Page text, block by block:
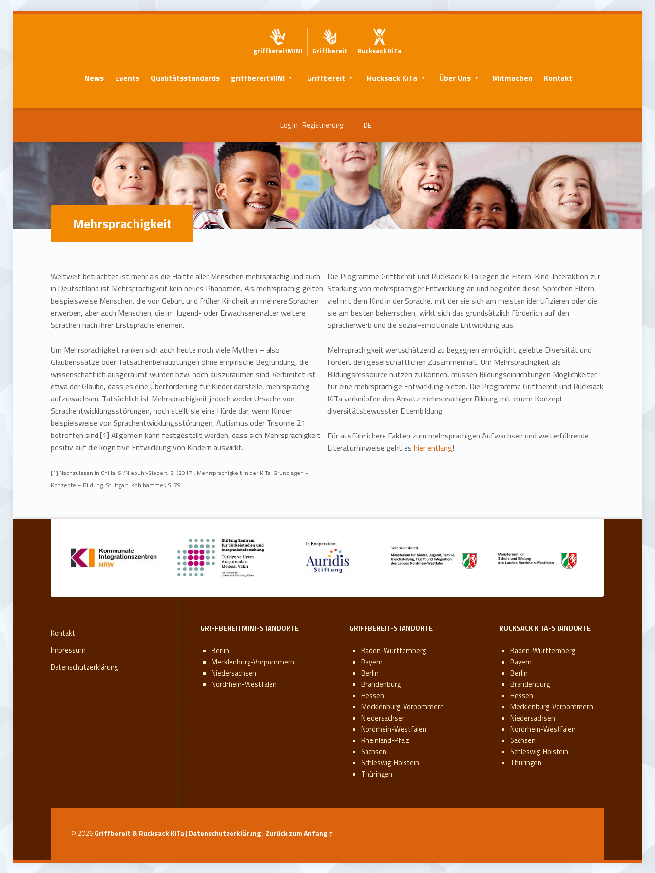
griffbereitMINI Griffbereit Rucksack KiTa
News Events Qualitätsstandards griffbereitMINI Griffbereit Rucksack KiTa Über Uns Mitmachen Kontakt
Log In Registrierung DE
Mehrsprachigkeit
g
Weltweit betrachtet ist mehr als die Hälfte aller Menschen mehrsprachig und auch
in Deutschland ist Mehrsprachigkeit kein neues Phänomen. Als mehrsprachig gelten
beispielsweise Menschen, die von Geburt und früher Kindheit an mehrere Sprachen
erwerben, aber auch Menschen, die im Jugend- oder Erwachsenenalter weitere
Sprachen nach ihrer Erstsprache erlernen.
Um Mehrsprachigkeit ranken sich auch heute noch viele Mythen – also
Glaubenssätze oder Tatsachenbehauptungen ohne empirische Begründung, die
wissenschaftlich ausgeräumt wurden bzw. noch auszuräumen sind. Verbreitet ist
etwa der Glaube, dass es eine Überforderung für Kinder darstelle, mehrsprachig
aufzuwachsen. Tatsächlich ist Mehrsprachigkeit jedoch weder Ursache von
Sprachentwicklungsstörungen, noch stellt sie eine Hürde dar, wenn Kinder
beispielsweise von Sprachentwicklungsstörungen, Autismus oder Trisomie 21
betroffen sind.[1] Allgemein kann festgestellt werden, dass sich Mehrsprachigkeit
positiv auf die kognitive Entwicklung von Kindern auswirkt.
[1] Nachzulesen in Chilla, S./Niebuhr-Siebert, S. (2017): Mehrsprachigkeit in der KiTa. Grundlagen –
Konzepte – Bildung. Stuttgart: Kohlhammer, S. 79.
Die Programme Griffbereit und Rucksack KiTa regen die Eltern-Kind-Interaktion zur
Stärkung von mehrsprachiger Entwicklung an und begleiten diese. Sprechen Eltern
viel mit dem Kind in der Sprache, mit der sie sich am meisten identifizieren oder die
sie am besten beherrschen, wirkt sich das grundsätzlich förderlich auf den
Spracherwerb und die sozial-emotionale Entwicklung aus.
Mehrsprachigkeit wertschätzend zu begegnen ermöglicht gelebte Diversität und
fördert den gesellschaftlichen Zusammenhalt. Um Mehrsprachigkeit als
Bildungsressource nutzen zu können, müssen Bildungseinrichtungen Möglichkeiten
für eine mehrsprachige Entwicklung bieten. Die Programme Griffbereit und Rucksack
KiTa verknüpfen den Ansatz mehrsprachiger Bildung mit einem Konzept
diversitätsbewusster Elternbildung.
Für ausführlichere Fakten zum mehrsprachigen Aufwachsen und weiterführende
Literaturhinweise geht es hier entlang!
Zurück zur Hauptnavigation springen
Kontakt
Impressum
Datenschutzerklärung
GRIFFBEREITMINI-STANDORTE
Berlin
Mecklenburg-Vorpommern
Niedersachsen
Nordrhein-Westfalen
GRIFFBEREIT-STANDORTE
Baden-Württemberg
Bayern
Berlin
Brandenburg
Hessen
Mecklenburg-Vorpommern
Niedersachsen
Nordrhein-Westfalen
Rheinland-Pfalz
Sachsen
Schleswig-Holstein
Thüringen
RUCKSACK KITA-STANDORTE
Baden-Württemberg
Bayern
Berlin
Brandenburg
Hessen
Mecklenburg-Vorpommern
Niedersachsen
Nordrhein-Westfalen
Sachsen
Schleswig-Holstein
Thüringen
© 2026Griffbereit & Rucksack KiTa| Datenschutzerklärung| Zurück zum Anfang ↑